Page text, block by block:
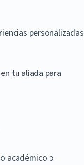
tu aliada para
académico o